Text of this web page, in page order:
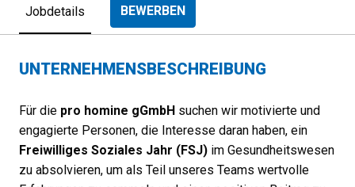
Jobdetails BEWERBEN
UNTERNEHMENSBESCHREIBUNG
Für die pro homine gGmbH suchen wir motivierte und
engagierte Personen, die Interesse daran haben, ein
Freiwilliges Soziales Jahr (FSJ) im Gesundheitswesen
zu absolvieren, um als Teil unseres Teams wertvolle